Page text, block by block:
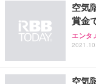
空気
賞金
エンタ
空気